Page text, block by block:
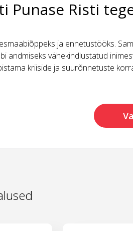
Punase Risti
ja ennetustööks.
andmiseks vähekindlustatud
kriiside ja suurõnnetuste